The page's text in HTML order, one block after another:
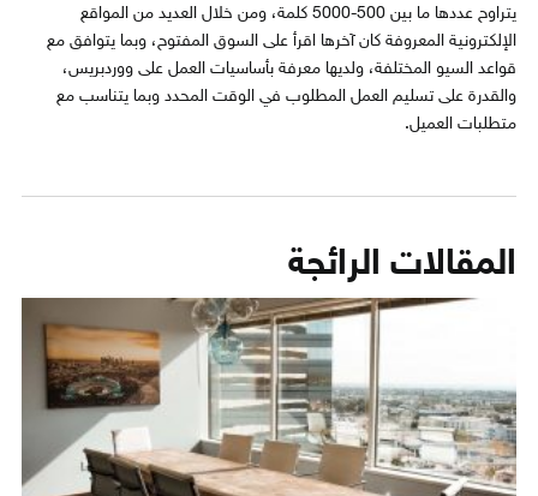
يتراوح عددها ما بين 500-5000 كلمة، ومن خلال العديد من المواقع
الإلكترونية المعروفة كان آخرها اقرأ على السوق المفتوح، وبما يتوافق مع
قواعد السيو المختلفة، ولديها معرفة بأساسيات العمل على ووردبريس،
والقدرة على تسليم العمل المطلوب في الوقت المحدد وبما يتناسب مع
متطلبات العميل.
المقالات الرائجة